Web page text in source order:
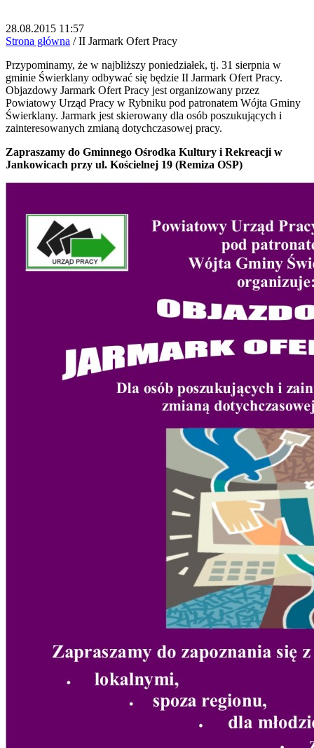
28.08.2015 11:57
Strona główna / II Jarmark Ofert Pracy
Przypominamy, że w najbliższy poniedziałek, tj. 31 sierpnia w
gminie Świerklany odbywać się będzie II Jarmark Ofert Pracy.
Objazdowy Jarmark Ofert Pracy jest organizowany przez
Powiatowy Urząd Pracy w Rybniku pod patronatem Wójta Gminy
Świerklany. Jarmark jest skierowany dla osób poszukujących i
zainteresowanych zmianą dotychczasowej pracy.
Zapraszamy do Gminnego Ośrodka Kultury i Rekreacji w
Jankowicach przy ul. Kościelnej 19 (Remiza OSP)